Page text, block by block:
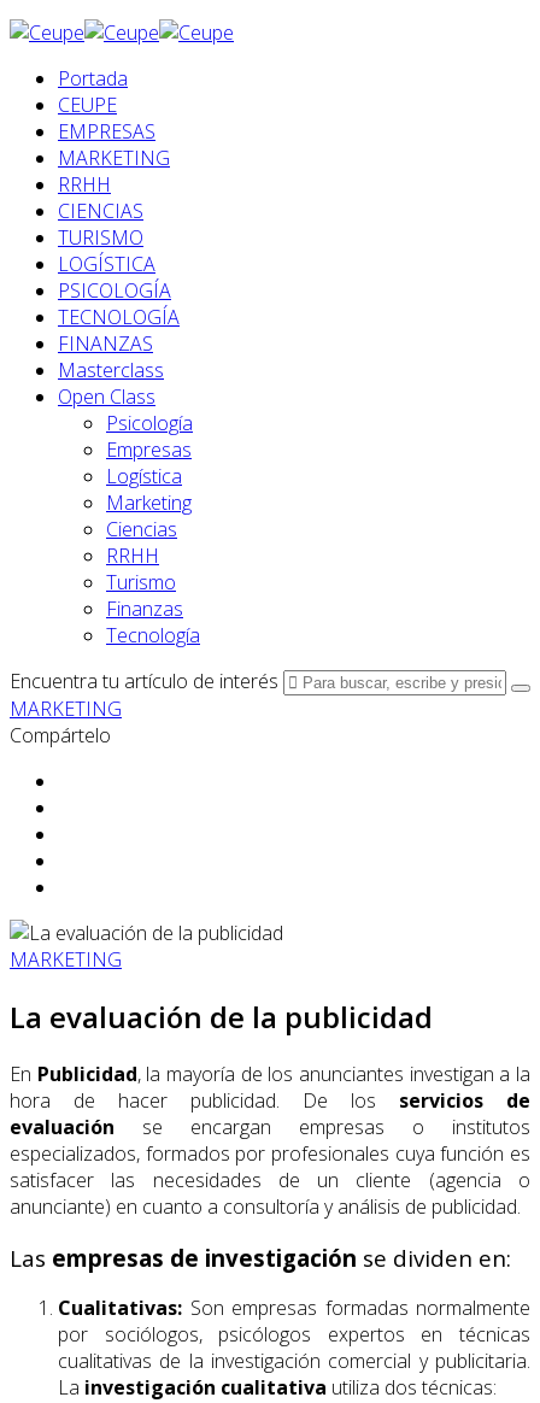
Portada
CEUPE
EMPRESAS
MARKETING
RRHH
CIENCIAS
TURISMO
LOGÍSTICA
PSICOLOGÍA
TECNOLOGÍA
FINANZAS
Masterclass
Open Class
Psicología
Empresas
Logística
Marketing
Ciencias
RRHH
Turismo
Finanzas
Tecnología
Encuentra tu artículo de interés
MARKETING
Compártelo
MARKETING
La evaluación de la publicidad
En Publicidad, la mayoría de los anunciantes investigan a la
hora de hacer publicidad. De los servicios de
evaluación se encargan empresas o institutos
especializados, formados por profesionales cuya función es
satisfacer las necesidades de un cliente (agencia o
anunciante) en cuanto a consultoría y análisis de publicidad.
Las empresas de investigación se dividen en:
Cualitativas: Son empresas formadas normalmente
por sociólogos, psicólogos expertos en técnicas
cualitativas de la investigación comercial y publicitaria.
La investigación cualitativa utiliza dos técnicas: